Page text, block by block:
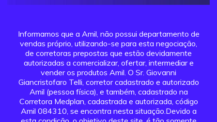
Informamos que a Amil, não possui departamento de
vendas próprio, utilizando-se para esta negociação,
de corretoras prepostas que estão devidamente
autorizadas a comercializar, ofertar, intermediar e
vender os produtos Amil. O Sr. Giovanni
Giancristofaro Telli, corretor cadastrado e autorizado
Amil (pessoa física), e também, cadastrado na
Corretora Medplan, cadastrada e autorizada, código
Amil 084310, se encontra nesta situação.Devido a